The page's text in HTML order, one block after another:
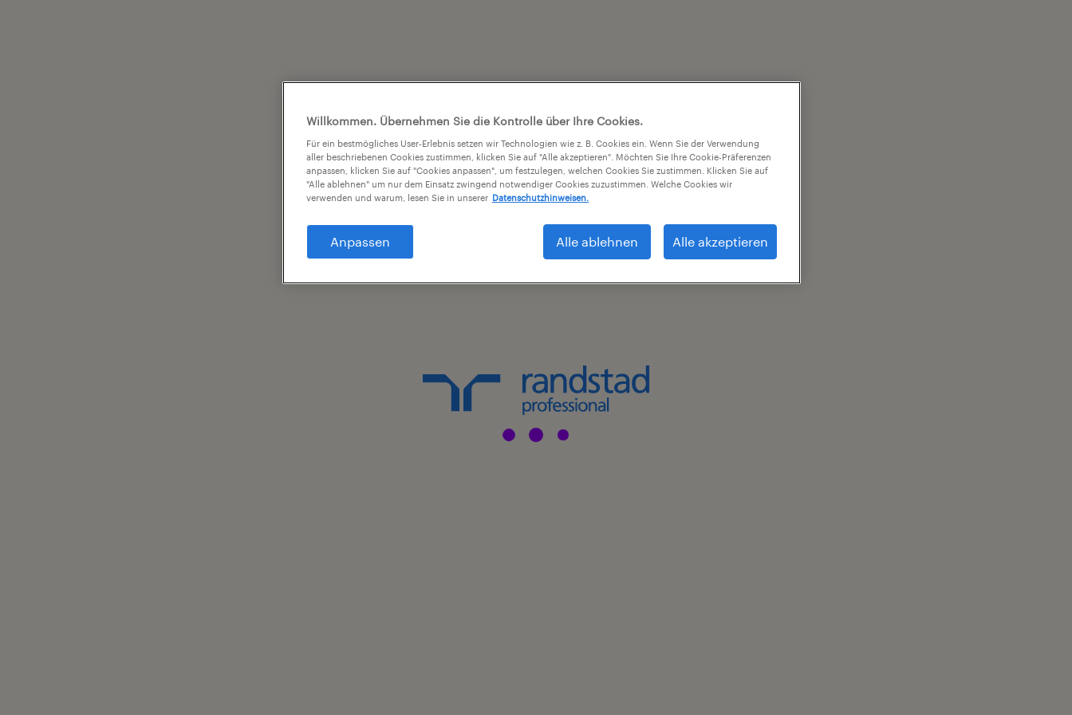
Willkommen. Übernehmen Sie die Kontrolle über Ihre Cookies.
Für ein bestmögliches User-Erlebnis setzen wir Technologien wie z. B. Cookies ein. Wenn Sie der Verwendung
aller beschriebenen Cookies zustimmen, klicken Sie auf "Alle akzeptieren". Möchten Sie Ihre Cookie-Präferenzen
anpassen, klicken Sie auf "Cookies anpassen", um festzulegen, welchen Cookies Sie zustimmen. Klicken Sie auf
"Alle ablehnen" um nur dem Einsatz zwingend notwendiger Cookies zuzustimmen. Welche Cookies wir
verwenden und warum, lesen Sie in unserer Datenschutzhinweisen.
Anpassen Alle ablehnen Alle akzeptieren